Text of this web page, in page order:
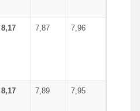
8,17 7,87 7,96
8,17 7,89 7,95